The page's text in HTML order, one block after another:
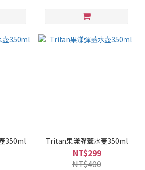
350ml Tritan果漾彈蓋水壺350ml
NT$299
NT$400